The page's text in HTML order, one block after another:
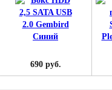
690 руб.